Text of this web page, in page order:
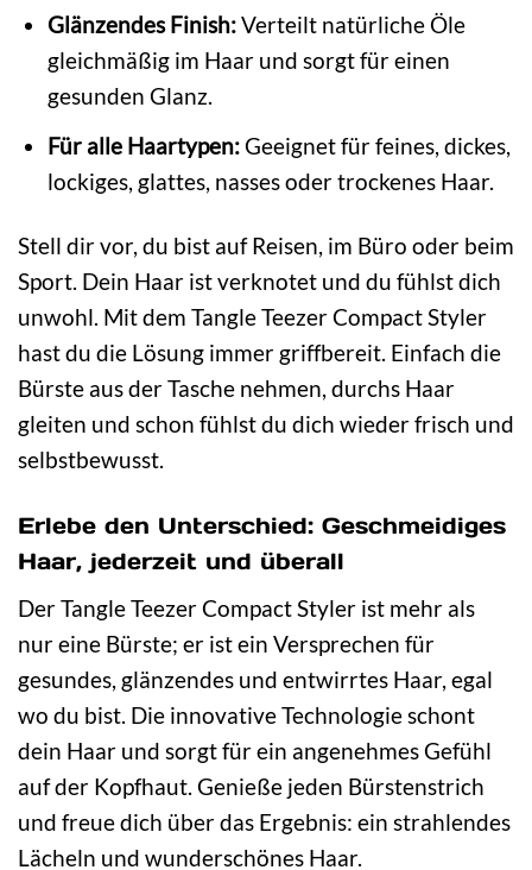
Glänzendes Finish:Verteilt natürliche Öle
gleichmäßig im Haar und sorgt für einen
gesunden Glanz.
Für alle Haartypen:Geeignet für feines, dickes,
lockiges, glattes, nasses oder trockenes Haar.
Stell dir vor, du bist auf Reisen, im Büro oder beim
Sport. Dein Haar ist verknotet und du fühlst dich
unwohl. Mit dem Tangle Teezer Compact Styler
hast du die Lösung immer griffbereit. Einfach die
Bürste aus der Tasche nehmen, durchs Haar
gleiten und schon fühlst du dich wieder frisch und
selbstbewusst.
Erlebe den Unterschied: Geschmeidiges
Haar, jederzeit und überall
Der Tangle Teezer Compact Styler ist mehr als
nur eine Bürste; er ist ein Versprechen für
gesundes, glänzendes und entwirrtes Haar, egal
wo du bist. Die innovative Technologie schont
dein Haar und sorgt für ein angenehmes Gefühl
auf der Kopfhaut. Genieße jeden Bürstenstrich
und freue dich über das Ergebnis: ein strahlendes
Lächeln und wunderschönes Haar.